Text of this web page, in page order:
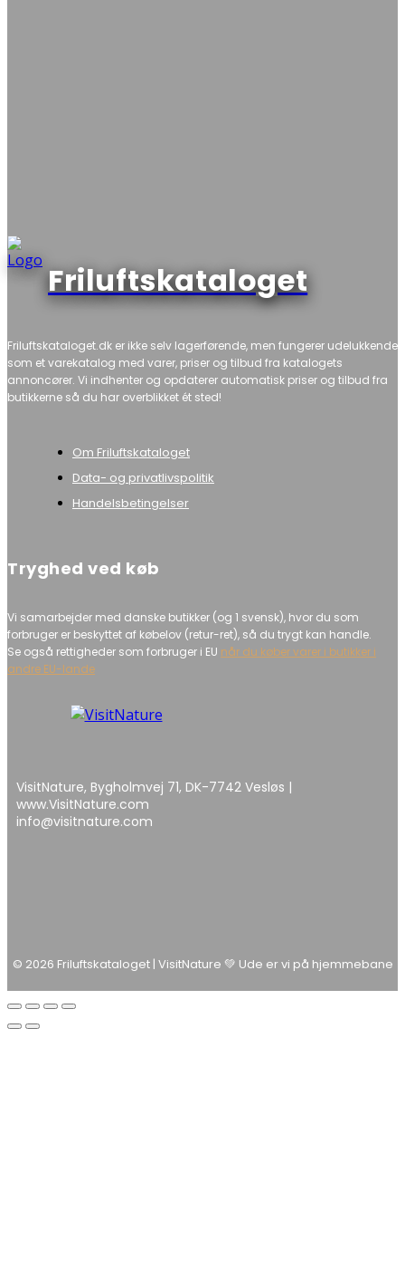
Friluftskataloget
Friluftskataloget.dk er ikke selv lagerførende, men fungerer udelukkende
som et varekatalog med varer, priser og tilbud fra katalogets
annoncører. Vi indhenter og opdaterer automatisk priser og tilbud fra
butikkerne så du har overblikket ét sted!
Om Friluftskataloget
Data- og privatlivspolitik
Handelsbetingelser
Tryghed ved køb
Vi samarbejder med danske butikker (og 1 svensk), hvor du som
forbruger er beskyttet af købelov (retur-ret), så du trygt kan handle.
Se også rettigheder som forbruger i EU når du køber varer i butikker i
andre EU-lande
VisitNature, Bygholmvej 71, DK-7742 Vesløs |
www.VisitNature.com
info@visitnature.com
© 2026 Friluftskataloget | VisitNature 💚 Ude er vi på hjemmebane